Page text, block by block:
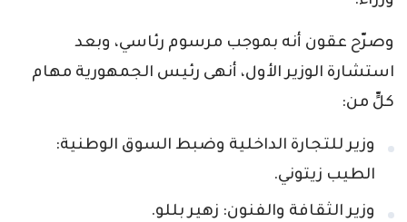
وصرّح عقون أنه بموجب مرسوم رئاسي، وبعد
استشارة الوزير الأول، أنهى رئيس الجمهورية مهام
كلٍّ من:
وزير للتجارة الداخلية وضبط السوق الوطنية:
الطيب زيتوني.
وزير الثقافة والفنون: زهير بللو.